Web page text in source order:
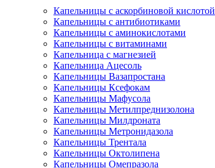
Капельницы с аскорбиновой кислотой
Капельницы с антибиотиками
Капельницы с аминокислотами
Капельницы с витаминами
Капельница с магнезией
Капельница Ацесоль
Капельницы Вазапростана
Капельницы Ксефокам
Капельницы Мафусола
Капельницы Метилпреднизолона
Капельницы Милдроната
Капельницы Метронидазола
Капельницы Трентала
Капельницы Октолипена
Капельницы Омепразола